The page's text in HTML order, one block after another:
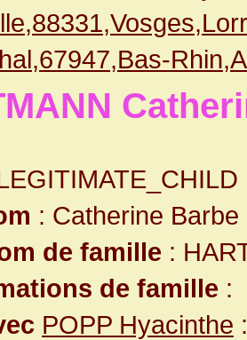
: Catherine Barbe
de famille :
de famille :
POPP Hyacinthe :